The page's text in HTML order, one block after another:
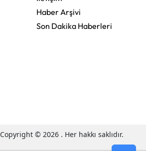
Haber Arşivi
Son Dakika Haberleri
Copyright © 2026 . Her hakkı saklıdır.